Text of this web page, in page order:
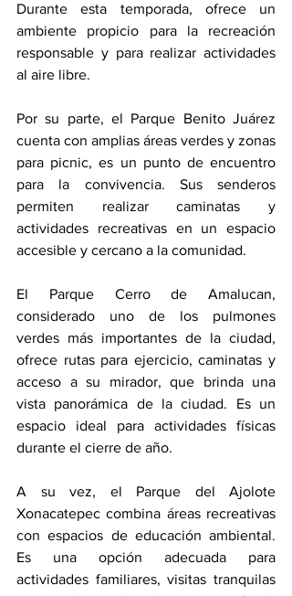
Durante esta temporada, ofrece un
ambiente propicio para la recreación
responsable y para realizar actividades
al aire libre.
Por su parte, el Parque Benito Juárez
cuenta con amplias áreas verdes y zonas
para picnic, es un punto de encuentro
para la convivencia. Sus senderos
permiten realizar caminatas y
actividades recreativas en un espacio
accesible y cercano a la comunidad.
El Parque Cerro de Amalucan,
considerado uno de los pulmones
verdes más importantes de la ciudad,
ofrece rutas para ejercicio, caminatas y
acceso a su mirador, que brinda una
vista panorámica de la ciudad. Es un
espacio ideal para actividades físicas
durante el cierre de año.
A su vez, el Parque del Ajolote
Xonacatepec combina áreas recreativas
con espacios de educación ambiental.
Es una opción adecuada para
actividades familiares, visitas tranquilas